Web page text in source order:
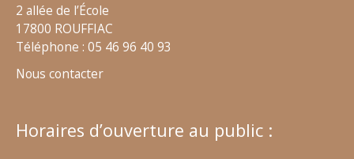
2 allée de l’École
17800 ROUFFIAC
Téléphone : 05 46 96 40 93
Nous contacter
Horaires d’ouverture au public :